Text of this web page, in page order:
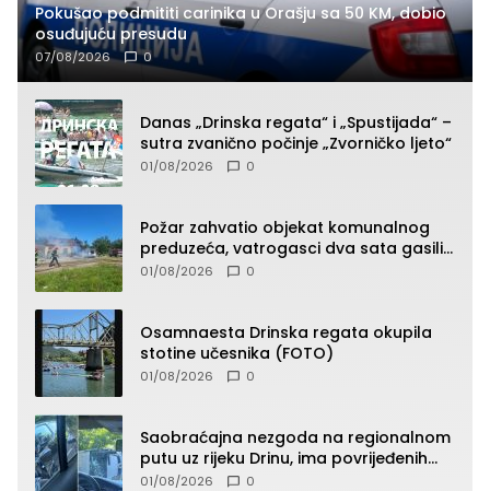
Pokušao podmititi carinika u Orašju sa 50 KM, dobio
osuđujuću presudu
07/08/2026 0
Danas „Drinska regata“ i „Spustijada“ –
sutra zvanično počinje „Zvorničko ljeto“
01/08/2026 0
Požar zahvatio objekat komunalnog
preduzeća, vatrogasci dva sata gasili
vatru (FOTO)
01/08/2026 0
Osamnaesta Drinska regata okupila
stotine učesnika (FOTO)
01/08/2026 0
Saobraćajna nezgoda na regionalnom
putu uz rijeku Drinu, ima povrijeđenih
lica (FOTO)
01/08/2026 0